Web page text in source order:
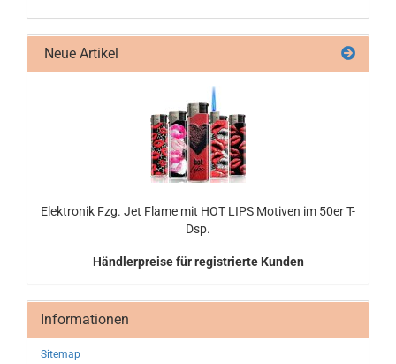
Neue Artikel
Elek­tro­nik Fzg. Jet Flame mit HOT LIPS Mo­ti­ven im 50er T-
Dsp.
Händlerpreise für registrierte Kunden
Informationen
Sitemap